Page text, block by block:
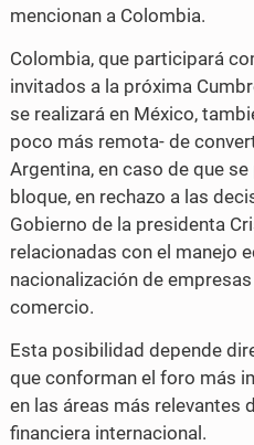
mencionan a Colombia.
Colombia, que participará
invitados a la próxima
se realizará en México,
poco más remota- de
Argentina, en caso de que
bloque, en rechazo a las
Gobierno de la presidenta
relacionadas con el manejo
nacionalización de
comercio.
Esta posibilidad depende
que conforman el foro más
en las áreas más relevantes
financiera internacional.